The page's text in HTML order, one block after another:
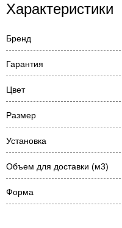
Характеристики
Бренд
Гарантия
Цвет
Размер
Установка
Объем для доставки (м3)
Форма